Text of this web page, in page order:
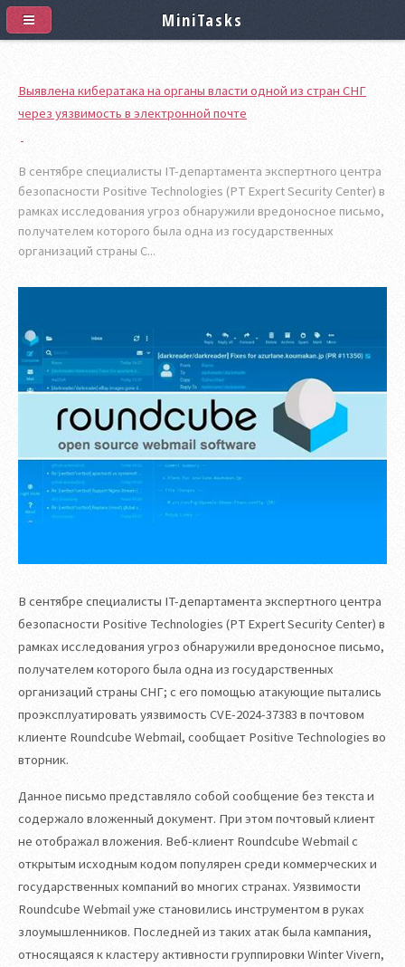
Выявлена кибератака на органы власти одной из стран СНГ
через уязвимость в электронной почте
В сентябре специалисты IT-департамента экспертного центра
безопасности Positive Technologies (PT Expert Security Center) в
рамках исследования угроз обнаружили вредоносное письмо,
получателем которого была одна из государственных
организаций страны С...
В сентябре специалисты IT-департамента экспертного центра
безопасности Positive Technologies (PT Expert Security Center) в
рамках исследования угроз обнаружили вредоносное письмо,
получателем которого была одна из государственных
организаций страны СНГ; с его помощью атакующие пытались
проэксплуатировать уязвимость CVE-2024-37383 в почтовом
клиенте Roundcube Webmail, сообщает Positive Technologies во
вторник.
Данное письмо представляло собой сообщение без текста и
содержало вложенный документ. При этом почтовый клиент
не отображал вложения. Веб-клиент Roundcube Webmail с
открытым исходным кодом популярен среди коммерческих и
государственных компаний во многих странах. Уязвимости
Roundcube Webmail уже становились инструментом в руках
злоумышленников. Последней из таких атак была кампания,
относящаяся к кластеру активности группировки Winter Vivern,
MiniTasks